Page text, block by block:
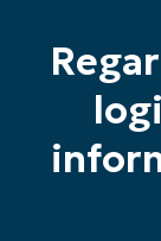
Nom*